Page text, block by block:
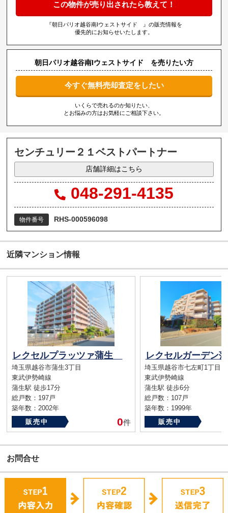
この物件が売り出されたら教えて！
『朝日パリオ越谷南Iウェストサイド 』の販売情報を
優先的にお知らせいたします。
朝日パリオ越谷南Iウェストサイド を売りたい方
今すぐ無料売却査定をしたい
いくらで売れるのか知りたい、
とお悩みの方はお気軽にご相談下さい。
センチュリー２１ベストパートナー
店舗詳細はこちら
048-291-4135
物件番号 RHS-000596098
近隣マンション情報
レクセルプラッツァ蒲生
埼玉県越谷市蒲生3丁目
東武伊勢崎線
蒲生駅 徒歩17分
総戸数：197戸
築年数：2002年
販売中
0件
レクセルガーデ
埼玉県越谷市七左町1丁目
東武伊勢崎線
蒲生駅 徒歩6分
総戸数：107戸
築年数：1999年
販売中
お問合せ